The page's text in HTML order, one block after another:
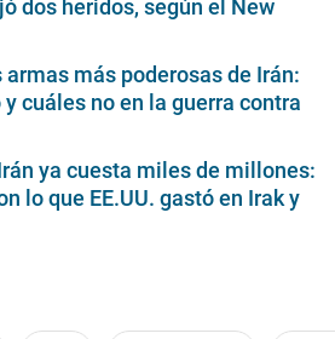
dos heridos, según el New
más poderosas de Irán:
cuáles no en la guerra contra
ya cuesta miles de millones:
lo que EE.UU. gastó en Irak y